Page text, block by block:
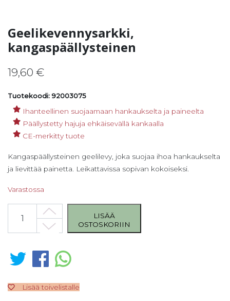
Geelikevennysarkki,
kangaspäällysteinen
19,60 €
Tuotekoodi: 92003075
Ihanteellinen suojaamaan hankaukselta ja paineelta
Päällystetty hajuja ehkäisevällä kankaalla
CE-merkitty tuote
Kangaspäällysteinen geelilevy, joka suojaa ihoa hankaukselta
ja lievittää painetta. Leikattavissa sopivan kokoiseksi.
Varastossa
Geelikevennysarkki, kangaspäällysteinen määrä
LISÄÄ
OSTOSKORIIN
Lisää toivelistalle